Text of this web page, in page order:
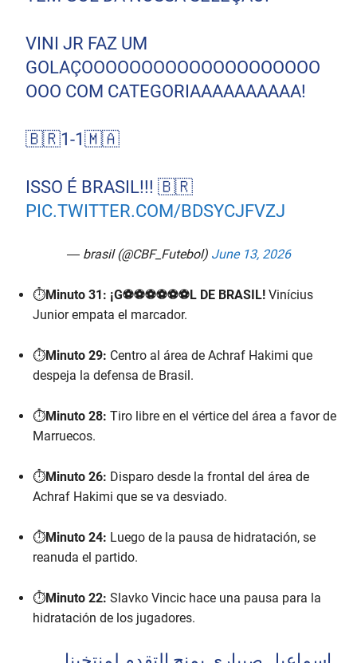
VINI JR FAZ UM
GOLAÇOOOOOOOOOOOOOOOOOOOO
OOO COM CATEGORIAAAAAAAAAA!
🇧🇷1-1🇲🇦
ISSO É BRASIL!!! 🇧🇷
PIC.TWITTER.COM/BDSYCJFVZJ
— brasil (@CBF_Futebol) June 13, 2026
⏱️Minuto 31: ¡G⚽⚽⚽⚽⚽⚽L DE BRASIL! Vinícius
Junior empata el marcador.
⏱️Minuto 29: Centro al área de Achraf Hakimi que
despeja la defensa de Brasil.
⏱️Minuto 28: Tiro libre en el vértice del área a favor de
Marruecos.
⏱️Minuto 26: Disparo desde la frontal del área de
Achraf Hakimi que se va desviado.
⏱️Minuto 24: Luego de la pausa de hidratación, se
reanuda el partido.
⏱️Minuto 22: Slavko Vincic hace una pausa para la
hidratación de los jugadores.